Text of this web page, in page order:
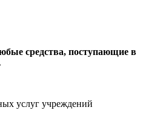
средства, поступающие в
услуг учреждений